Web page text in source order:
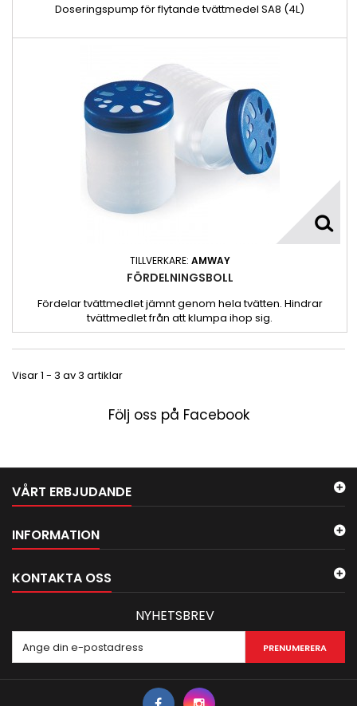
Doseringspump för flytande tvättmedel SA8 (4L)
TILLVERKARE: AMWAY
FÖRDELNINGSBOLL
Fördelar tvättmedlet jämnt genom hela tvätten. Hindrar
tvättmedlet från att klumpa ihop sig.
Visar 1 - 3 av 3 artiklar
Följ oss på Facebook
VÅRT ERBJUDANDE
INFORMATION
KONTAKTA OSS
NYHETSBREV
PRENUMERERA